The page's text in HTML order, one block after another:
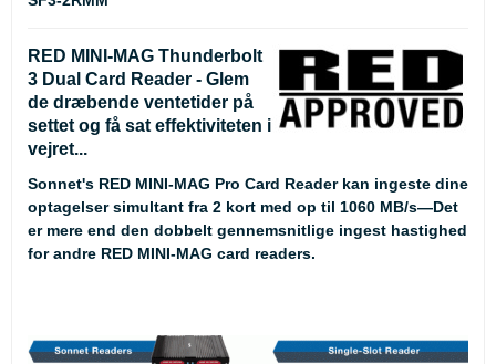
RED MINI-MAG Thunderbolt
3 Dual Card Reader - Glem
de dræbende ventetider på
settet og få sat effektiviteten i
vejret...
Sonnet's RED MINI-MAG Pro Card Reader kan ingeste dine
optagelser simultant fra 2 kort med op til 1060 MB/s—Det
er mere end den dobbelt gennemsnitlige ingest hastighed
for andre RED MINI-MAG card readers.